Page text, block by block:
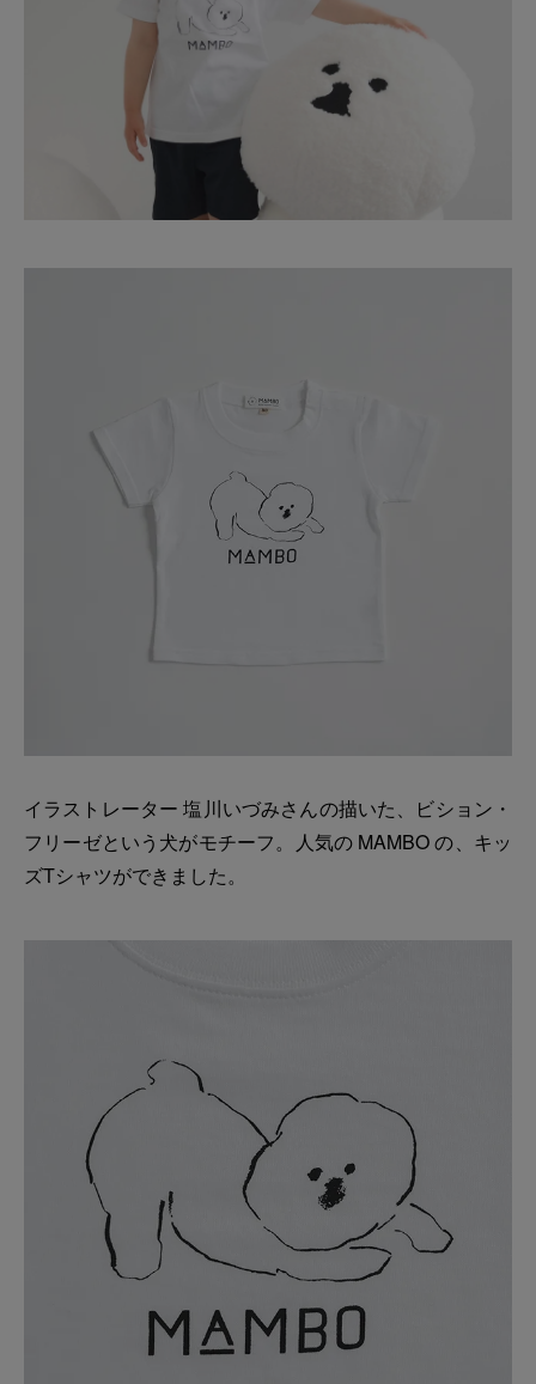
イラストレーター 塩川いづみさんの描いた、ビション・
フリーゼという犬がモチーフ。人気の MAMBO の、キッ
ズTシャツができました。